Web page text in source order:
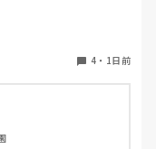
ました。
4 ・ 1日前